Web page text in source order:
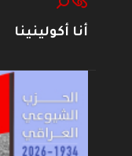
أنا أكولينينا